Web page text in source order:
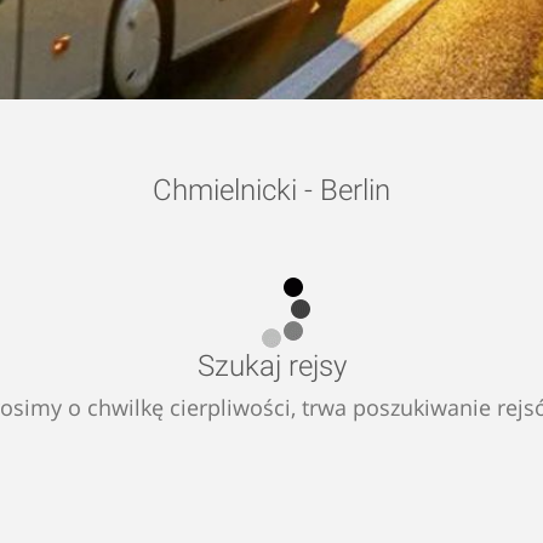
Chmielnicki - Berlin
Szukaj rejsy
o chwilkę cierpliwości, trwa poszukiwanie